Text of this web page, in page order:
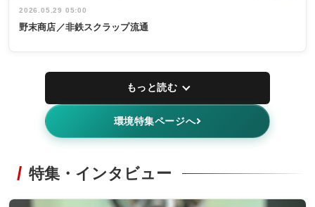
2026.05.29 05:00
野末商店／非鉄スクラップ流通
もっと読む
環境特集ページへ
特集・インタビュー